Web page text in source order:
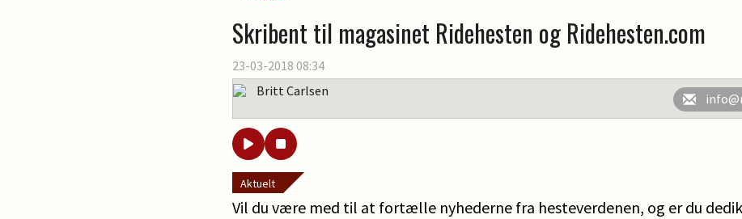
Skribent til magasinet Ridehesten og Ridehesten.com
23-03-2018 08:34
Britt Carlsen
Aktuelt
Vil du være med til at fortælle nyhederne fra hesteverdenen, og er du